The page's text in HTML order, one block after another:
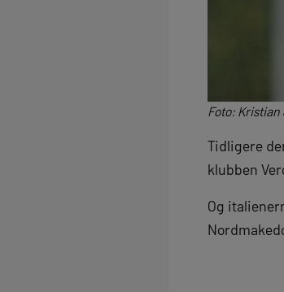
Foto: Kristian
Tidligere
klubben
Og